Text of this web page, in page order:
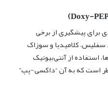
برای پیشگیری از برخی
سفلیس، کلامیدیا و سوزاک
از آنتی‌بیوتیک
است که به آن “داکسی-پپ”